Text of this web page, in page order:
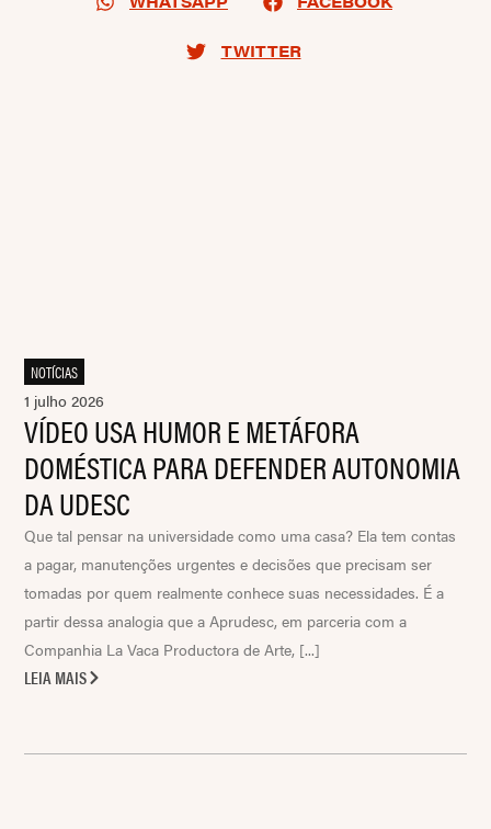
TWITTER
NOTÍCIAS
1 julho 2026
VÍDEO USA HUMOR E METÁFORA
DOMÉSTICA PARA DEFENDER AUTONOMIA
DA UDESC
Que tal pensar na universidade como uma casa? Ela tem contas
a pagar, manutenções urgentes e decisões que precisam ser
tomadas por quem realmente conhece suas necessidades. É a
partir dessa analogia que a Aprudesc, em parceria com a
Companhia La Vaca Productora de Arte, [...]
LEIA MAIS